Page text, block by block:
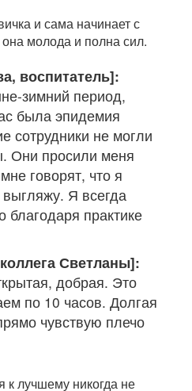
и сама начинает с
молода и полна сил.
воспитатель]:
зимний период,
была эпидемия
сотрудники не могли
Они просили меня
говорят, что я
Я всегда
благодаря практике
Светланы]:
добрая. Это
по 10 часов. Долгая
чувствую плечо
к лучшему никогда не